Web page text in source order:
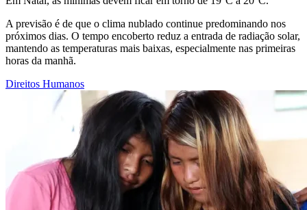
A previsão é de que o clima nublado continue predominando nos
próximos dias. O tempo encoberto reduz a entrada de radiação solar,
mantendo as temperaturas mais baixas, especialmente nas primeiras
horas da manhã.
Direitos Humanos